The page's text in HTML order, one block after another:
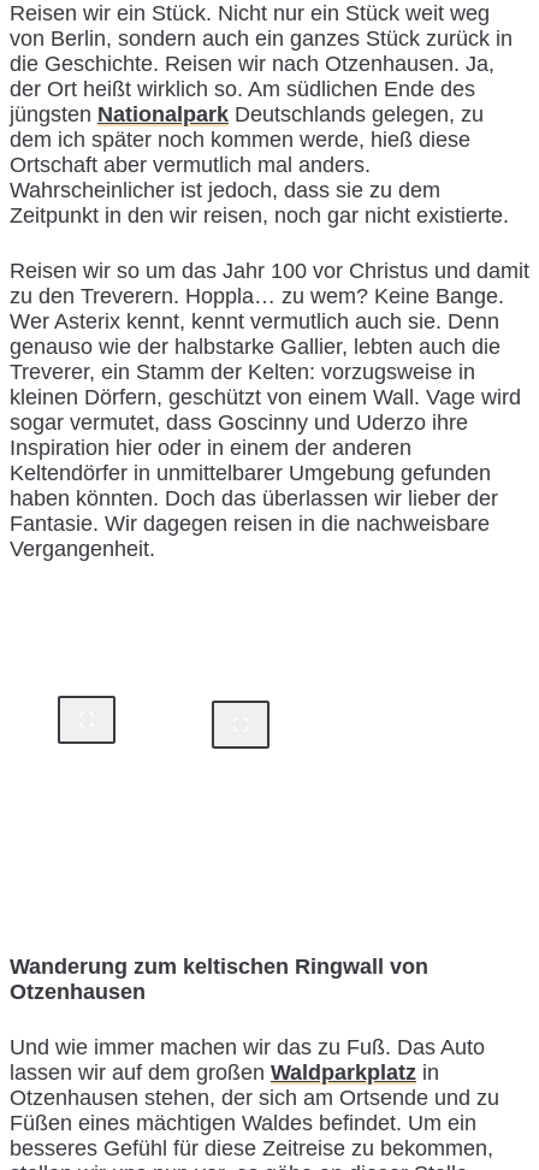
Reisen wir ein Stück. Nicht nur ein Stück weit weg
von Berlin, sondern auch ein ganzes Stück zurück in
die Geschichte. Reisen wir nach Otzenhausen. Ja,
der Ort heißt wirklich so. Am südlichen Ende des
jüngsten Nationalpark Deutschlands gelegen, zu
dem ich später noch kommen werde, hieß diese
Ortschaft aber vermutlich mal anders.
Wahrscheinlicher ist jedoch, dass sie zu dem
Zeitpunkt in den wir reisen, noch gar nicht existierte.
Reisen wir so um das Jahr 100 vor Christus und damit
zu den Treverern. Hoppla… zu wem? Keine Bange.
Wer Asterix kennt, kennt vermutlich auch sie. Denn
genauso wie der halbstarke Gallier, lebten auch die
Treverer, ein Stamm der Kelten: vorzugsweise in
kleinen Dörfern, geschützt von einem Wall. Vage wird
sogar vermutet, dass Goscinny und Uderzo ihre
Inspiration hier oder in einem der anderen
Keltendörfer in unmittelbarer Umgebung gefunden
haben könnten. Doch das überlassen wir lieber der
Fantasie. Wir dagegen reisen in die nachweisbare
Vergangenheit.
Wanderung zum keltischen Ringwall von
Otzenhausen
Und wie immer machen wir das zu Fuß. Das Auto
lassen wir auf dem großen Waldparkplatz in
Otzenhausen stehen, der sich am Ortsende und zu
Füßen eines mächtigen Waldes befindet. Um ein
besseres Gefühl für diese Zeitreise zu bekommen,